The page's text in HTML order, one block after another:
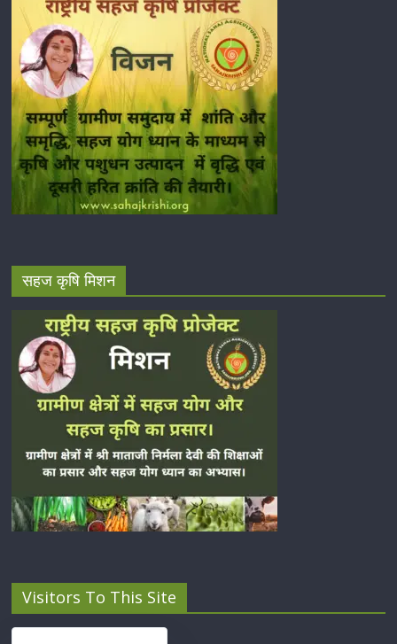
सहज कृषि मिशन
Visitors To This Site